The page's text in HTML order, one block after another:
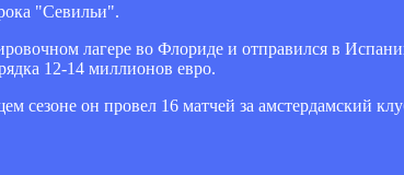
"Севильи".
лагере во Флориде и отправился в
12-14 миллионов евро.
сезоне он провел 16 матчей за амстердамский